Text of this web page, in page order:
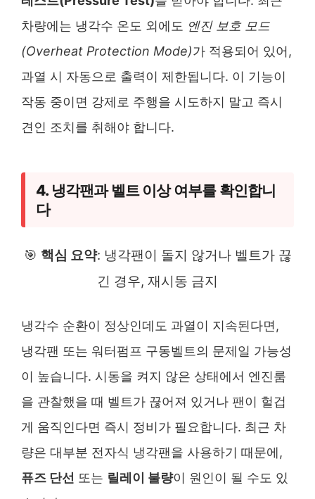
차량에는 냉각수 온도 외에도 엔진 보호 모드
(Overheat Protection Mode)가 적용되어 있어,
과열 시 자동으로 출력이 제한됩니다. 이 기능이
작동 중이면 강제로 주행을 시도하지 말고 즉시
견인 조치를 취해야 합니다.
4. 냉각팬과 벨트 이상 여부를 확인합니
다
🎯 핵심 요약: 냉각팬이 돌지 않거나 벨트가 끊
긴 경우, 재시동 금지
냉각수 순환이 정상인데도 과열이 지속된다면,
냉각팬 또는 워터펌프 구동벨트의 문제일 가능성
이 높습니다. 시동을 켜지 않은 상태에서 엔진룸
을 관찰했을 때 벨트가 끊어져 있거나 팬이 헐겁
게 움직인다면 즉시 정비가 필요합니다. 최근 차
량은 대부분 전자식 냉각팬을 사용하기 때문에,
퓨즈 단선 또는 릴레이 불량이 원인이 될 수도 있